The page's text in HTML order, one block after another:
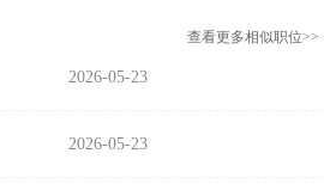
查看更多相似职位>>
2026-05-23
2026-05-23